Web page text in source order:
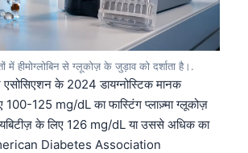
में हीमोग्लोबिन से ग्लूकोज़ के जुड़ाव को दर्शाता है।.
एसोसिएशन के 2024 डायग्नोस्टिक मानक
100-125 mg/dL का फास्टिंग प्लाज़्मा ग्लूकोज़
के लिए 126 mg/dL या उससे अधिक का
Diabetes Association